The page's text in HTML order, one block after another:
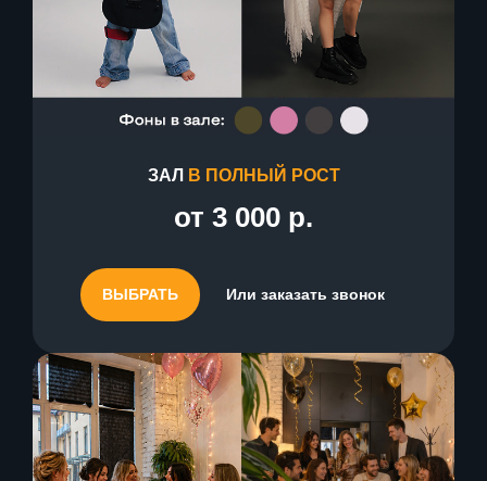
ЗАЛ В ПОЛНЫЙ РОСТ
от 3 000 р.
ВЫБРАТЬ Или заказать звонок